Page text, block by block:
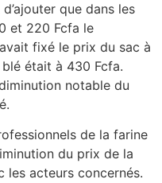
que dans les
et 220 Fcfa le
fixé le prix du sac à
était à 430 Fcfa.
notable du
de la farine
du prix de la
les acteurs concernés.